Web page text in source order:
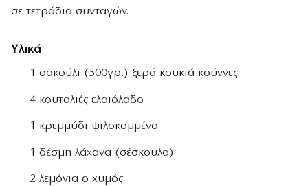
σε τετράδια συνταγών.
Υλικά
1 σακούλι (500γρ.) ξερά κουκιά κούννες
4 κουταλιές ελαιόλαδο
1 κρεμμύδι ψιλοκομμένο
1 δέσμη λάχανα (σέσκουλα)
2 λεμόνια ο χυμός